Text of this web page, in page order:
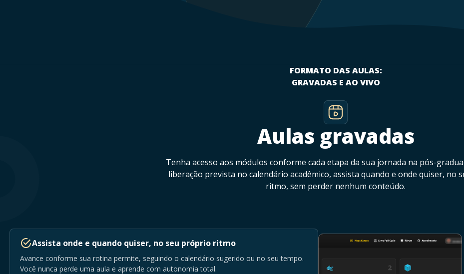
FORMATO DAS AULAS:
GRAVADAS E AO VIVO
Aulas gravadas
Tenha acesso aos módulos conforme cada etapa da sua jornada na pós-
liberação prevista no calendário acadêmico, assista quando e onde quiser, no
ritmo, sem perder nenhum conteúdo.
Assista onde e quando quiser, no seu próprio ritmo
Avance conforme sua rotina permite, seguindo o calendário sugerido ou no seu tempo.
Você nunca perde uma aula e aprende com autonomia total.